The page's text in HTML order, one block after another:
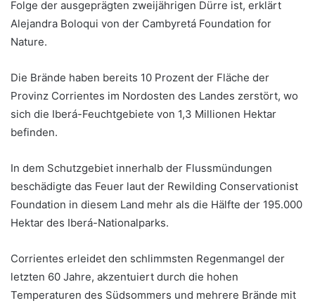
Folge der ausgeprägten zweijährigen Dürre ist, erklärt
Alejandra Boloqui von der Cambyretá Foundation for
Nature.
Die Brände haben bereits 10 Prozent der Fläche der
Provinz Corrientes im Nordosten des Landes zerstört, wo
sich die Iberá-Feuchtgebiete von 1,3 Millionen Hektar
befinden.
In dem Schutzgebiet innerhalb der Flussmündungen
beschädigte das Feuer laut der Rewilding Conservationist
Foundation in diesem Land mehr als die Hälfte der 195.000
Hektar des Iberá-Nationalparks.
Corrientes erleidet den schlimmsten Regenmangel der
letzten 60 Jahre, akzentuiert durch die hohen
Temperaturen des Südsommers und mehrere Brände mit